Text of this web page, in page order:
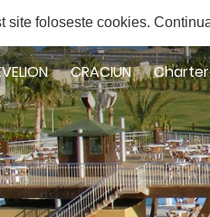
site foloseste cookies.
Plus
Solicita oferta
CRACIUN